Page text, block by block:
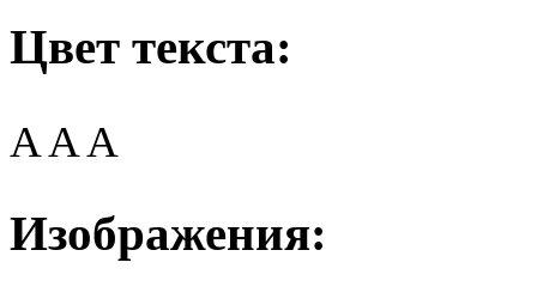
Цвет текста:
AAA
Изображения: